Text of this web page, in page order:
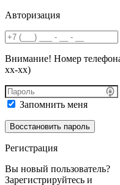
Авторизация
Внимание! Номер
хх-хх)
Запомнить меня
Регистрация
Вы новый пользователь?
Зарегистрируйтесь и